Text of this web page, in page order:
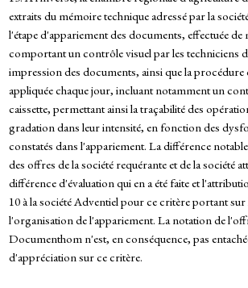
extraits du mémoire technique adressé par la
l'étape d'appariement des documents, effectuée de
comportant un contrôle visuel par les techniciens
impression des documents, ainsi que la procédure
appliquée chaque jour, incluant notamment un
caissette, permettant ainsi la traçabilité des
gradation dans leur intensité, en fonction des
constatés dans l'appariement. La différence
des offres de la société requérante et de la société
différence d'évaluation qui en a été faite et
10 à la société Adventiel pour ce critère portant sur
l'organisation de l'appariement. La notation de
Documenthom n'est, en conséquence, pas
d'appréciation sur ce critère.